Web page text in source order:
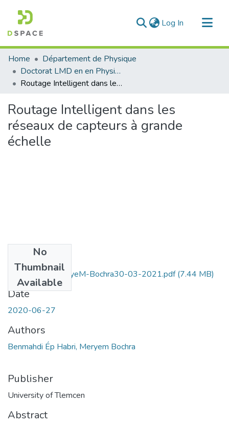
Log In (current)
Communities & Collections
All of DSpace
Statistics
Home
Département de Physique
Doctorat LMD en en Physique
Routage Intelligent dans les réseaux de capteurs à grande échelle
Routage Intelligent dans les
réseaux de capteurs à grande
échelle
No
Thumbnail
Available
BENMAHDI-MeryeM-Bochra30-03-2021.pdf(7.44 MB)
Date
2020-06-27
Authors
Benmahdi Ép Habri, Meryem Bochra
Publisher
University of Tlemcen
Abstract